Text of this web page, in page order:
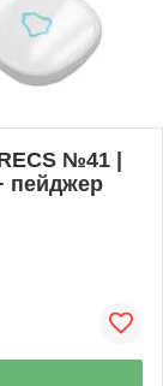
№41 |
пейджер